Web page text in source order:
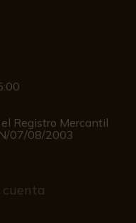
Registro Mercantil
07/08/2003
cuenta